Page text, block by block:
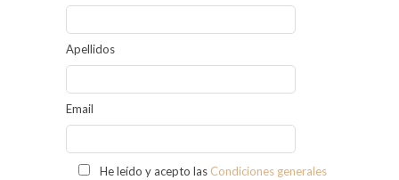
Apellidos
Email
He leído y acepto las Condiciones generales